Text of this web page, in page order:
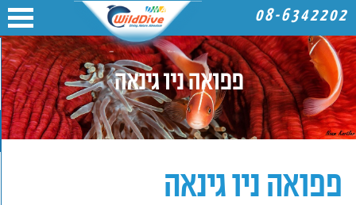
פפואה ניו גינאה
08-6342202
פפואה ניו גינאה